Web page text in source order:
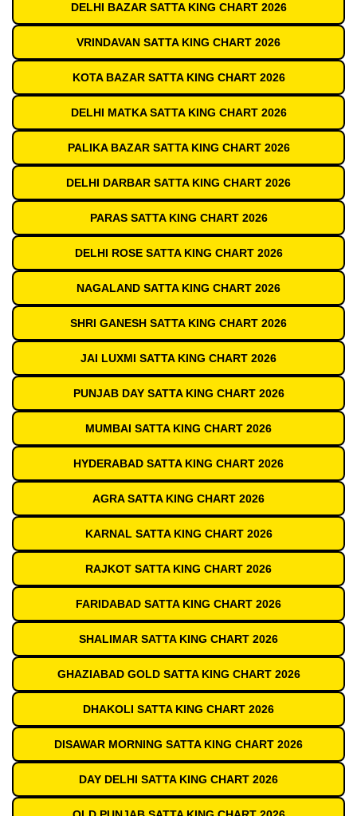
DELHI BAZAR SATTA KING CHART 2026
VRINDAVAN SATTA KING CHART 2026
KOTA BAZAR SATTA KING CHART 2026
DELHI MATKA SATTA KING CHART 2026
PALIKA BAZAR SATTA KING CHART 2026
DELHI DARBAR SATTA KING CHART 2026
PARAS SATTA KING CHART 2026
DELHI ROSE SATTA KING CHART 2026
NAGALAND SATTA KING CHART 2026
SHRI GANESH SATTA KING CHART 2026
JAI LUXMI SATTA KING CHART 2026
PUNJAB DAY SATTA KING CHART 2026
MUMBAI SATTA KING CHART 2026
HYDERABAD SATTA KING CHART 2026
AGRA SATTA KING CHART 2026
KARNAL SATTA KING CHART 2026
RAJKOT SATTA KING CHART 2026
FARIDABAD SATTA KING CHART 2026
SHALIMAR SATTA KING CHART 2026
GHAZIABAD GOLD SATTA KING CHART 2026
DHAKOLI SATTA KING CHART 2026
DISAWAR MORNING SATTA KING CHART 2026
DAY DELHI SATTA KING CHART 2026